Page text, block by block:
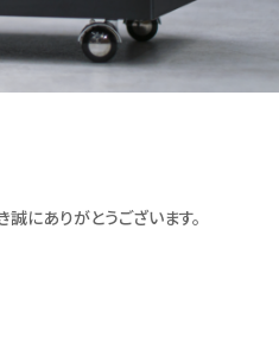
にありがとうございます。